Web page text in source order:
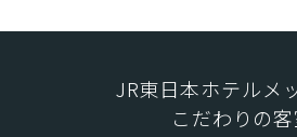
JR東日本ホテルメ
こだわりの